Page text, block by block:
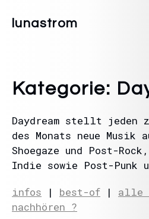
lunastrom
Kategorie:
Daydream stellt jeden
des Monats neue Musik
Shoegaze und Post-
Indie sowie Post-Punk
infos | best-of | alle
nachhören ?